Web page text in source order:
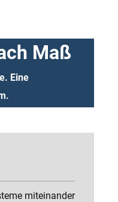
Maß
Eine
miteinander